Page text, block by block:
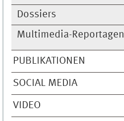
Dossiers
Multimedia-Reportagen
PUBLIKATIONEN
SOCIAL MEDIA
VIDEO